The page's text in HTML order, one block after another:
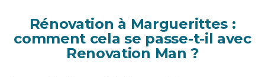
Rénovation à Marguerittes :
comment cela se passe-t-il avec
Renovation Man ?